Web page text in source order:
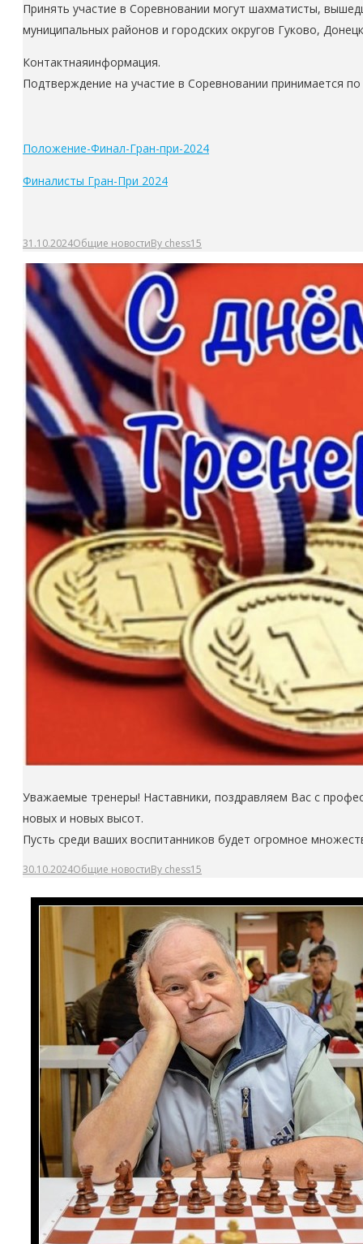
Принять участие в Соревновании могут шахматисты,
муниципальных районов и городских округов Гуково,
Контактнаяинформация.
Подтверждение на участие в Соревновании принимается
Положение-Финал-Гран-при-2024
Финалисты Гран-При 2024
31.10.2024Общие новостиBy chess15
Уважаемые тренеры! Наставники, поздравляем Вас с
новых и новых высот.
Пусть среди ваших воспитанников будет огромное
30.10.2024Общие новостиBy chess15